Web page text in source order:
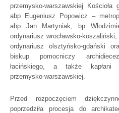
przemysko-warszawskiej
abp Eugeniusz Popowicz –
abp Jan Martyniak, bp
ordynariusz wrocławsko-
ordynariusz olsztyńsko-gdański
biskup pomocniczy
łacińskiego, a także kapłani
przemysko-warszawskiej.
Przed rozpoczęciem
poprzedziła procesja do